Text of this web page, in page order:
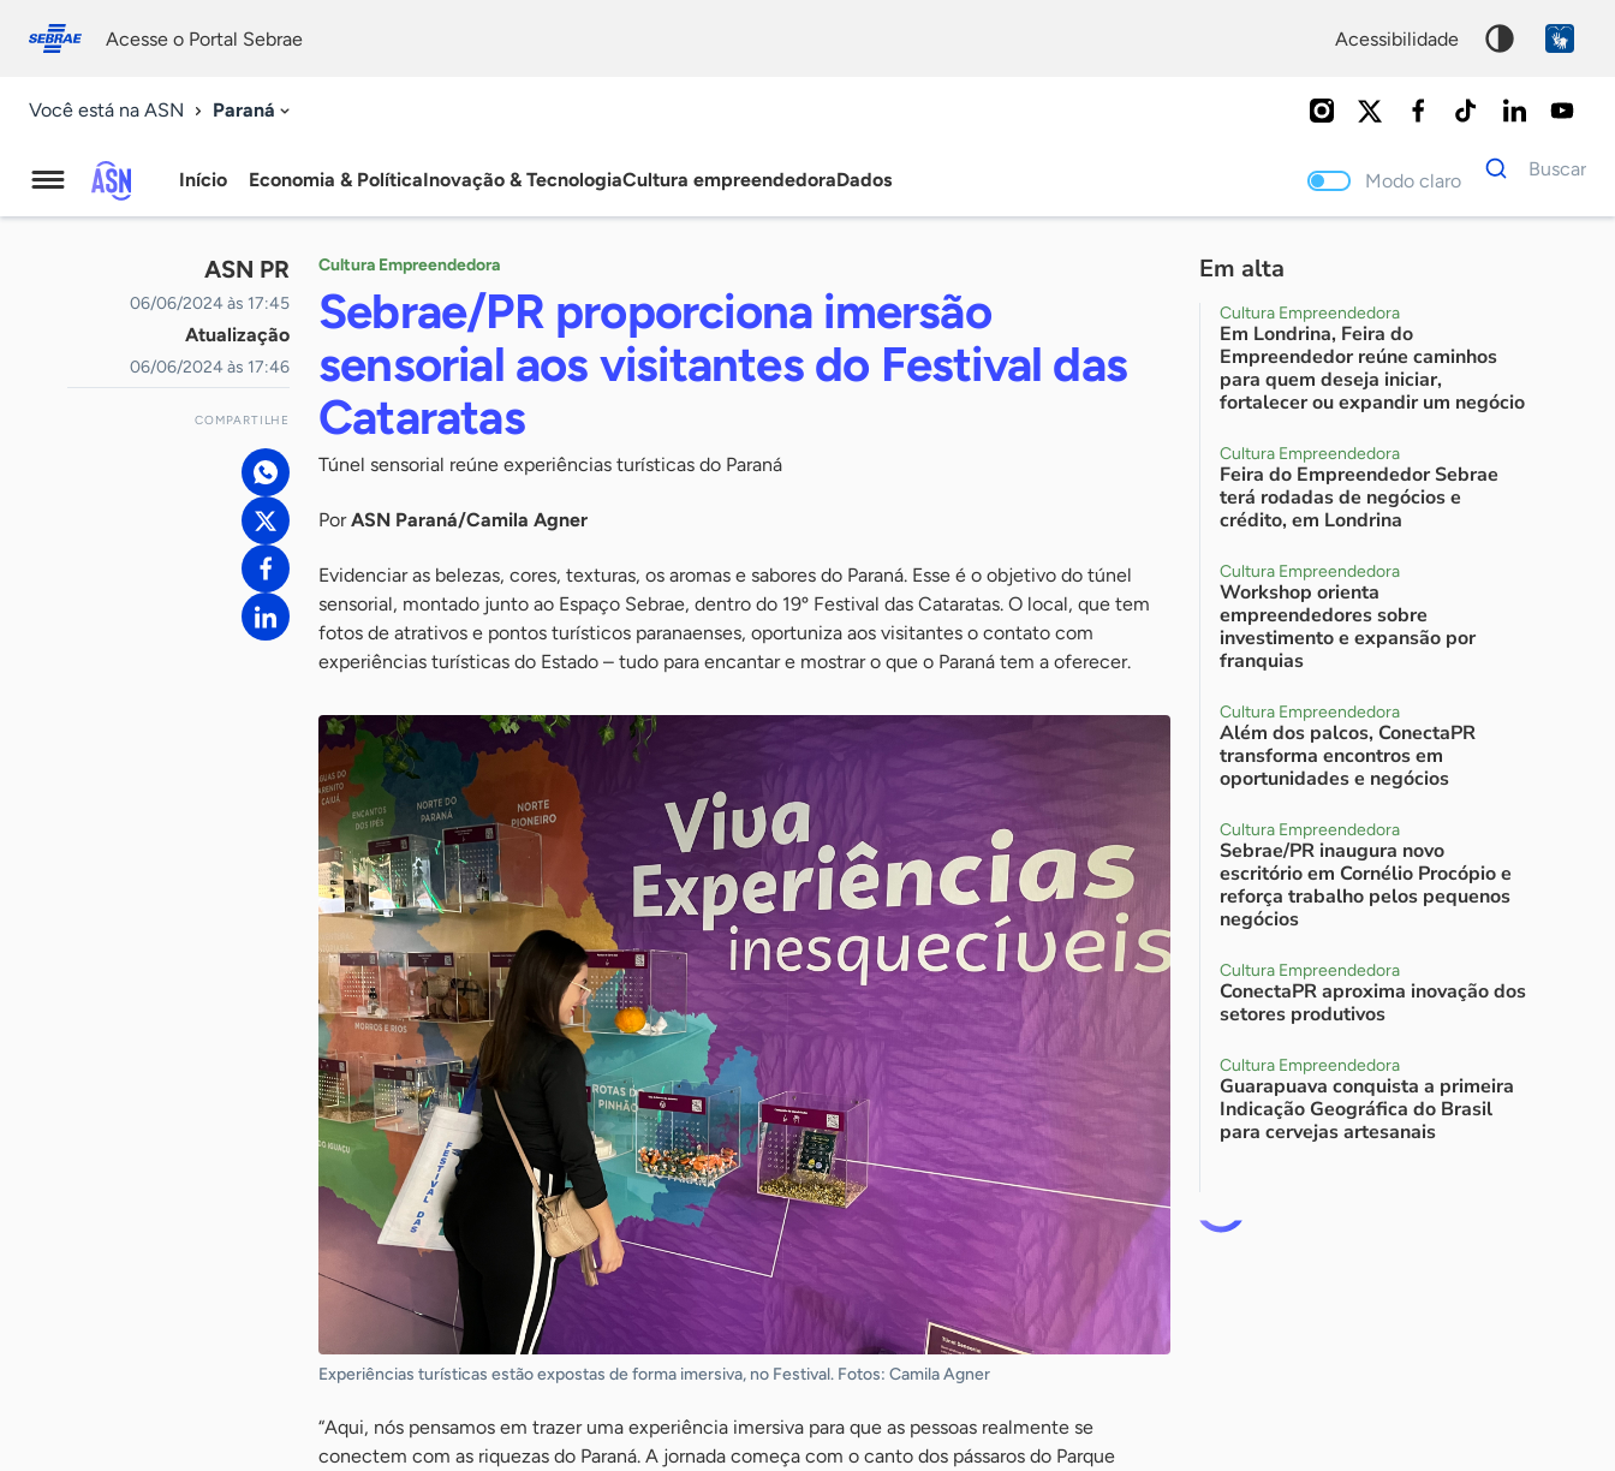
conosco
Acesse o Portal Sebrae acessibilidade
Você está na ASN Paraná
Agência
Sebrae
de
Notícias
Início Economia & PolíticaInovação & TecnologiaCultura empreendedoraDados Modo claro
Dados
para
Buscar
ASN PR
06/06/2024 às 17:45
Atualização
06/06/2024 às 17:46
COMPARTILHE
Cultura Empreendedora
Sebrae/PR proporciona imersão
sensorial aos visitantes do Festival das
Cataratas
Túnel sensorial reúne experiências turísticas do Paraná
PorASN Paraná/Camila Agner
Evidenciar as belezas, cores, texturas, os aromas e sabores do Paraná. Esse é o objetivo do túnel
sensorial, montado junto ao Espaço Sebrae, dentro do 19º Festival das Cataratas. O local, que tem
fotos de atrativos e pontos turísticos paranaenses, oportuniza aos visitantes o contato com
experiências turísticas do Estado – tudo para encantar e mostrar o que o Paraná tem a oferecer.
Experiências turísticas estão expostas de forma imersiva, no Festival. Fotos: Camila Agner
“Aqui, nós pensamos em trazer uma experiência imersiva para que as pessoas realmente se
conectem com as riquezas do Paraná. A jornada começa com o canto dos pássaros do Parque
Em alta
Cultura Empreendedora
Em Londrina, Feira do
Empreendedor reúne caminhos
para quem deseja iniciar,
fortalecer ou expandir um negócio
Cultura Empreendedora
Feira do Empreendedor Sebrae
terá rodadas de negócios e
crédito, em Londrina
Cultura Empreendedora
Workshop orienta
empreendedores sobre
investimento e expansão por
franquias
Cultura Empreendedora
Além dos palcos, ConectaPR
transforma encontros em
oportunidades e negócios
Cultura Empreendedora
Sebrae/PR inaugura novo
escritório em Cornélio Procópio e
reforça trabalho pelos pequenos
negócios
Cultura Empreendedora
ConectaPR aproxima inovação dos
setores produtivos
Cultura Empreendedora
Guarapuava conquista a primeira
Indicação Geográfica do Brasil
para cervejas artesanais